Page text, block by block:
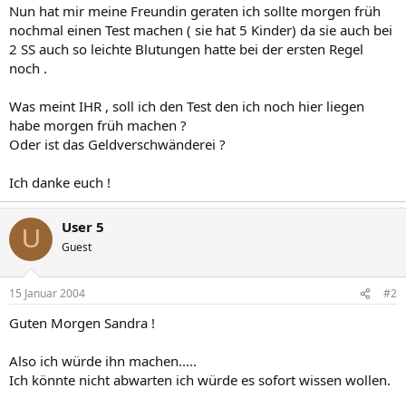
Nun hat mir meine Freundin geraten ich sollte morgen früh
nochmal einen Test machen ( sie hat 5 Kinder) da sie auch bei
2 SS auch so leichte Blutungen hatte bei der ersten Regel
noch .
Was meint IHR , soll ich den Test den ich noch hier liegen
habe morgen früh machen ?
Oder ist das Geldverschwänderei ?
Ich danke euch !
U User 5
Guest
15 Januar 2004 #2
Guten Morgen Sandra !
Also ich würde ihn machen.....
Ich könnte nicht abwarten ich würde es sofort wissen wollen.